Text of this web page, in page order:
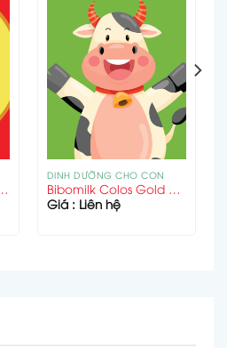
Plus 180ml
DINH DƯỠNG CHO CON
Bibomilk Colos Gold 0+ 400g
Giá : Liên hệ